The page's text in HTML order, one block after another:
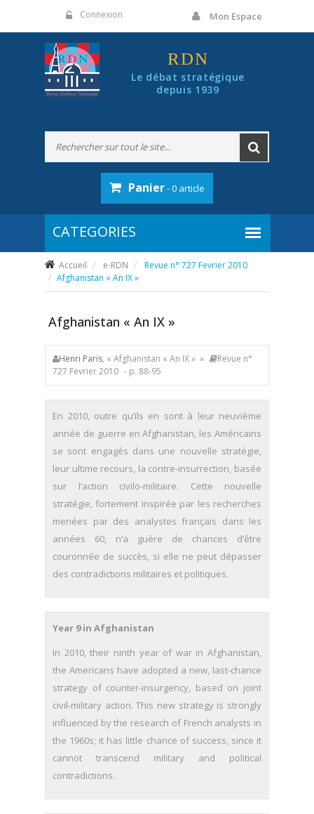
Connexion Mon Espace
RDN
Le débat stratégique
depuis 1939
Panier- 0 article
Accueil e-RDN
Revue n° 727 Fevrier 2010
Afghanistan « An IX »
Afghanistan « An IX »
Henri Paris, « Afghanistan « An IX » »
Revue n°
727 Fevrier 2010 - p. 88-95
En 2010, outre qu’ils en sont à leur neuvième
année de guerre en Afghanistan, les Américains
se sont engagés dans une nouvelle stratégie,
leur ultime recours, la contre-insurrection, basée
sur l’action civilo-militaire. Cette nouvelle
stratégie, fortement inspirée par les recherches
menées par des analystes français dans les
années 60, n’a guère de chances d’être
couronnée de succès, si elle ne peut dépasser
des contradictions militaires et politiques.
Year 9 in Afghanistan
In 2010, their ninth year of war in Afghanistan,
the Americans have adopted a new, last-chance
strategy of counter-insurgency, based on joint
civil-military action. This new strategy is strongly
influenced by the research of French analysts in
the 1960s; it has little chance of suc­cess, since it
cannot transcend military and political
contradictions.